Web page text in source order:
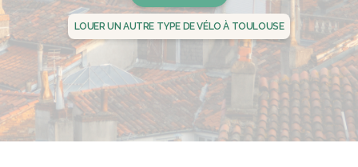
LOUER UN AUTRE TYPE DE VÉLO À TOULOUSE